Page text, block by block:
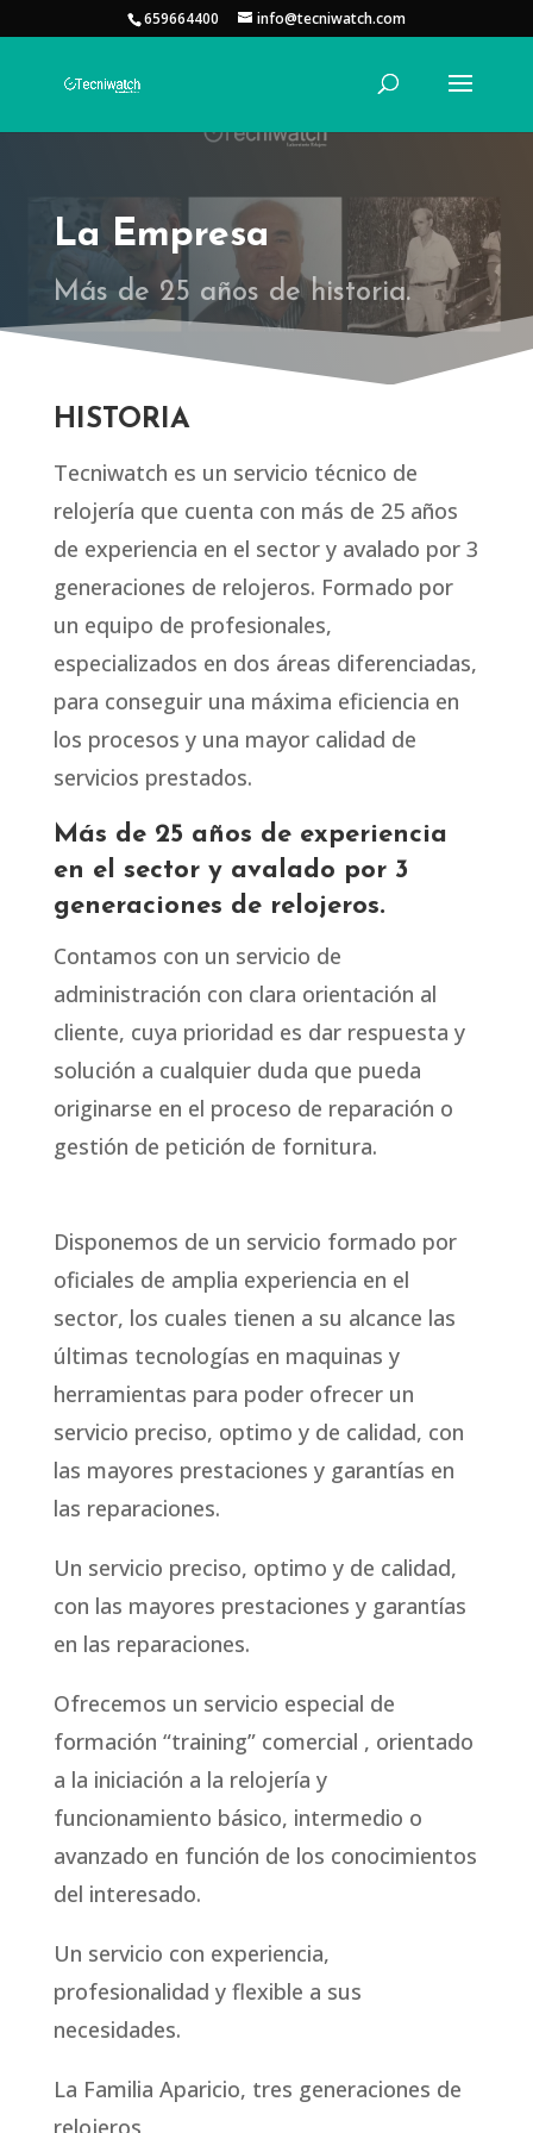
659664400 info@tecniwatch.com
La Empresa
Más de 25 años de historia.
HISTORIA
Tecniwatch es un servicio técnico de
relojería que cuenta con más de 25 años
de experiencia en el sector y avalado por 3
generaciones de relojeros. Formado por
un equipo de profesionales,
especializados en dos áreas diferenciadas,
para conseguir una máxima eficiencia en
los procesos y una mayor calidad de
servicios prestados.
Más de 25 años de experiencia
en el sector y avalado por 3
generaciones de relojeros.
Contamos con un servicio de
administración con clara orientación al
cliente, cuya prioridad es dar respuesta y
solución a cualquier duda que pueda
originarse en el proceso de reparación o
gestión de petición de fornitura.
Disponemos de un servicio formado por
oficiales de amplia experiencia en el
sector, los cuales tienen a su alcance las
últimas tecnologías en maquinas y
herramientas para poder ofrecer un
servicio preciso, optimo y de calidad, con
las mayores prestaciones y garantías en
las reparaciones.
Un servicio preciso, optimo y de calidad,
con las mayores prestaciones y garantías
en las reparaciones.
Ofrecemos un servicio especial de
formación “training” comercial , orientado
a la iniciación a la relojería y
funcionamiento básico, intermedio o
avanzado en función de los conocimientos
del interesado.
Un servicio con experiencia,
profesionalidad y flexible a sus
necesidades.
La Familia Aparicio, tres generaciones de